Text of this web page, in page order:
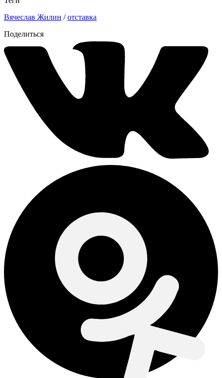
Вячеслав Жилин /отставка
Поделиться